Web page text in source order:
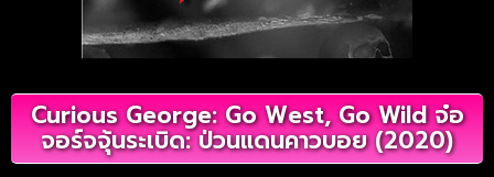
Curious George: Go West, Go Wild จ๋อ
จอร์จจุ้นระเบิด: ป่วนแดนคาวบอย (2020)